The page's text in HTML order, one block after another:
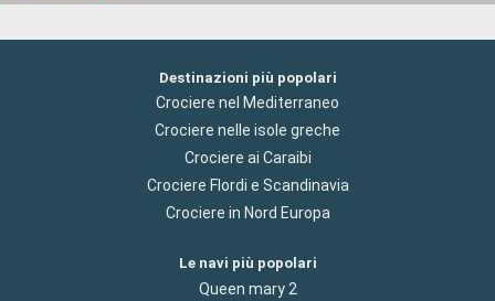
Destinazioni più popolari
Crociere nel Mediterraneo
Crociere nelle isole greche
Crociere ai Caraibi
Crociere Flordi e Scandinavia
Crociere in Nord Europa
Le navi più popolari
Queen mary 2